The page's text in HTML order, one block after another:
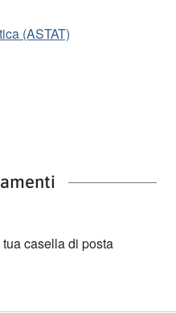
(ASTAT)
casella di posta